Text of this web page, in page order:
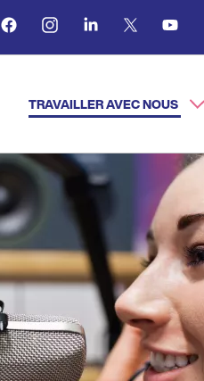
FacebookInstagramLinkedinTwitterYoutube
TRAVAILLER AVEC NOUS